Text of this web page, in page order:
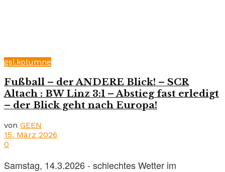
gsi.kolumne
Fußball – der ANDERE Blick! – SCR
Altach : BW Linz 3:1 – Abstieg fast erledigt
– der Blick geht nach Europa!
von GEEN
15. März 2026
0
Samstag, 14.3.2026 - schlechtes Wetter im